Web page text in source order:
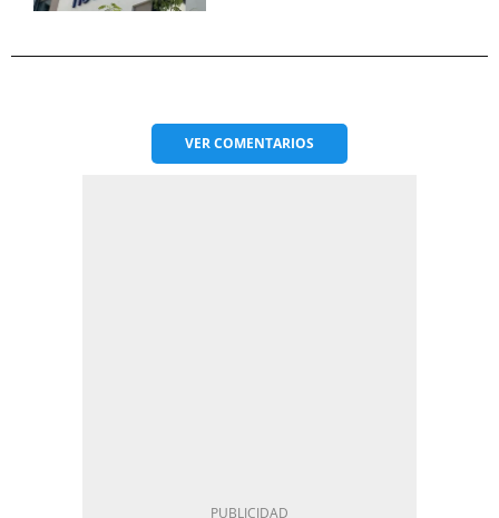
VERCOMENTARIOS